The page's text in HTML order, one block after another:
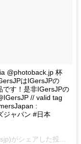
@photoback.jp 杯
はIGersJPの
です！是非IGersJPの
// valid tag
:
ジャパン #日本
instagramersJapan ☺︎ IGersJPさん(@igersjp)がシェアした投稿 –